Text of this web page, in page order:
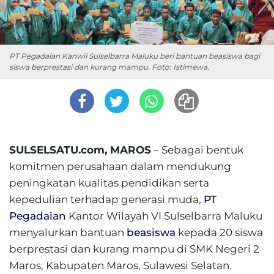
PT Pegadaian Kanwil Sulselbarra Maluku beri bantuan beasiswa bagi
siswa berprestasi dan kurang mampu. Foto: Istimewa.
SULSELSATU.com, MAROS – Sebagai bentuk
komitmen perusahaan dalam mendukung
peningkatan kualitas pendidikan serta
kepedulian terhadap generasi muda, PT
Pegadaian Kantor Wilayah VI Sulselbarra Maluku
menyalurkan bantuan beasiswa kepada 20 siswa
berprestasi dan kurang mampu di SMK Negeri 2
Maros, Kabupaten Maros, Sulawesi Selatan.